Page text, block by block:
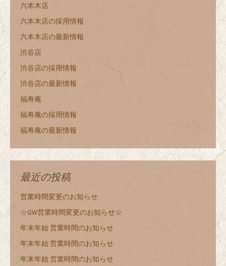
六本木店
六本木店の採用情報
六本木店の最新情報
渋谷店
渋谷店の採用情報
渋谷店の最新情報
福寿庵
福寿庵の採用情報
福寿庵の最新情報
最近の投稿
営業時間変更のお知らせ
☆GW営業時間変更のお知らせ☆
年末年始 営業時間のお知らせ
年末年始 営業時間のお知らせ
年末年始 営業時間のお知らせ